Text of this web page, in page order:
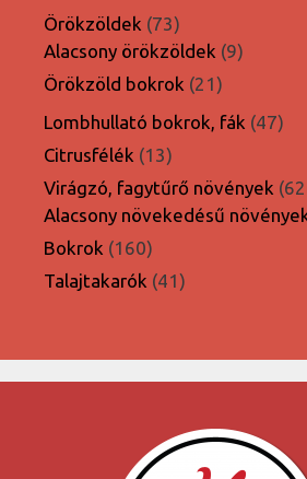
Örökzöldek 7373
termék
Alacsony örökzöldek 99
Örökzöld bokrok 2121
termék
Lombhullató bokrok, fák 4747
Citrusfélék 1313
termék
Virágzó, fagytűrő növények
Alacsony növekedésű
Bokrok 160160
termék
Talajtakarók 4141